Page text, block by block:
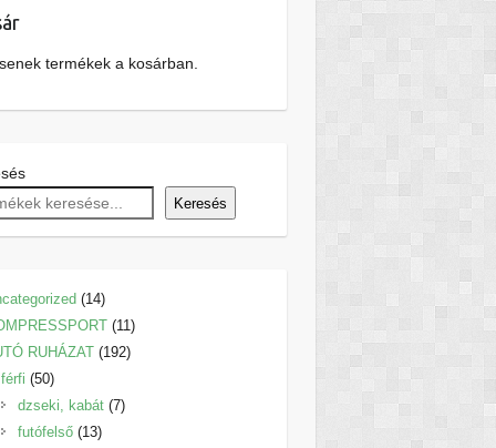
termékek a kosárban.
Keresés
1414
termék
1111
termék
RUHÁZAT 192192
férfi 5050
termék
dzseki, kabát 77
futófelső 1313